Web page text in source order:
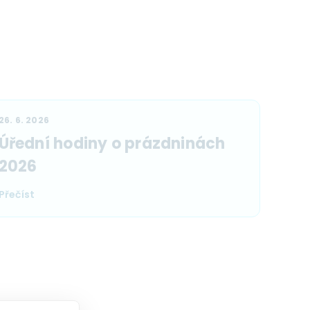
26. 6. 2026
Úřední hodiny o prázdninách
2026
Přečíst